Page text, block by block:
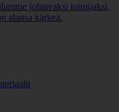
johtavaksi toimijaksi,
alansa kärkeä.